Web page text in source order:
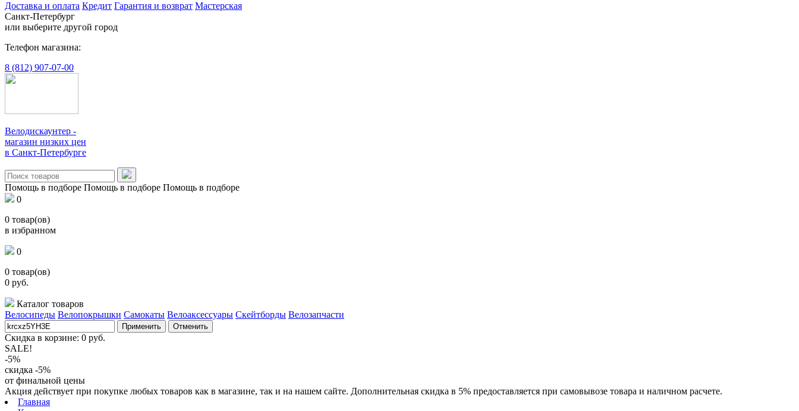
Доставка и оплата Кредит Гарантия и возврат Мастерская
Санкт-Петербург
или выберите другой город
Телефон магазина:
8 (812) 907-07-00
Велодискаунтер -
магазин низких цен
в Санкт-Петербурге
Помощь в подборе Помощь в подборе Помощь в подборе
0
0 товар(ов)
в избранном
0
0 товар(ов)
0 руб.
Каталог товаров
Велосипеды Велопокрышки Самокаты Велоаксессуары Скейтборды Велозапчасти
Применить Отменить
Скидка в корзине: 0 руб.
SALE!
-5%
скидка -5%
от финальной цены
Акция действует при покупке любых товаров как в магазине, так и на нашем сайте. Дополнительная скидка в 5% предоставляется при самовывозе товара и наличном расчете.
Главная